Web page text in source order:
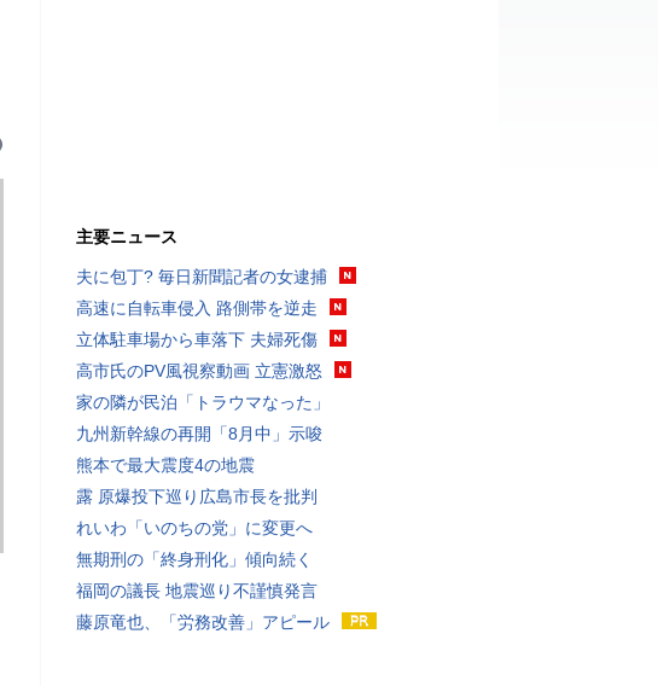
主要ニュース
夫に包丁? 毎日新聞記者の女逮捕
高速に自転車侵入 路側帯を逆走
立体駐車場から車落下 夫婦死傷
高市氏のPV風視察動画 立憲激怒
家の隣が民泊「トラウマなった」
九州新幹線の再開「8月中」示唆
熊本で最大震度4の地震
露 原爆投下巡り広島市長を批判
れいわ「いのちの党」に変更へ
無期刑の「終身刑化」傾向続く
福岡の議長 地震巡り不謹慎発言
藤原竜也、「労務改善」アピール